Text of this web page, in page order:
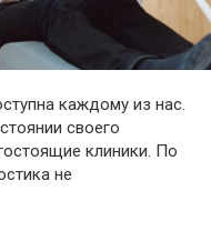
каждому из нас.
своего
клиники. По
не